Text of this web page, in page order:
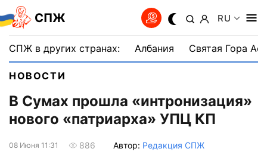
СПЖ RU
СПЖ в других странах: Албания Святая Гора
НОВОСТИ
В Сумах прошла «интронизация»
нового «патриарха» УПЦ КП
08 Июня 11:31 886 Автор: Редакция СПЖ